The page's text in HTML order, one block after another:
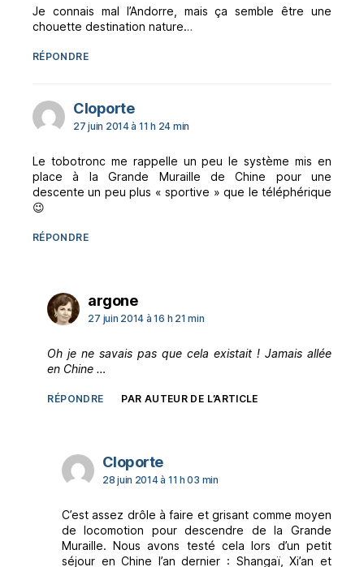
Je connais mal l’Andorre, mais ça semble être une
chouette destination nature…
RÉPONDRE
Cloportedit :
27 juin 2014 à 11 h 24 min
Le tobotronc me rappelle un peu le système mis en
place à la Grande Muraille de Chine pour une
descente un peu plus « sportive » que le téléphérique
😉
RÉPONDRE
argonedit :
27 juin 2014 à 16 h 21 min
Oh je ne savais pas que cela existait ! Jamais allée
en Chine …
RÉPONDRE PAR AUTEUR DE L’ARTICLE
Cloportedit :
28 juin 2014 à 11 h 03 min
C’est assez drôle à faire et grisant comme moyen
de locomotion pour descendre de la Grande
Muraille. Nous avons testé cela lors d’un petit
séjour en Chine l’an dernier : Shangaï, Xi’an et